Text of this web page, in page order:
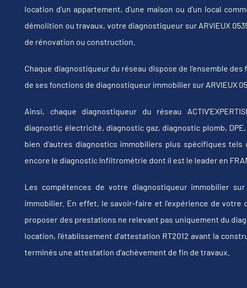
location d'un appartement, d'une maison ou d'un local
démolition ou travaux, votre diagnostiqueur sur ARVIEUX
de rénovation ou construction.
Chaque diagnostiqueur du réseau dispose de l'ensemble
de ses fonctions de diagnostiqueur immobilier sur ARVIEUX
Ainsi, chaque diagnostiqueur du réseau
diagnostic électricité, diagnostic gaz, diagnostic plomb,
bien d'autres diagnostics immobiliers plus spécifiques
encore le diagnostic Infiltrométrie dont il est le leader en
Les compétences de votre diagnostiqueur immobilier
immobilier. En effet, le savoir-faire et l'expérience de
proposer des prestations ne relevant pas uniquement du
location, l'établissement d’attestation RT2012 avant la
terminés une attestation d'achèvement de fin de travaux.